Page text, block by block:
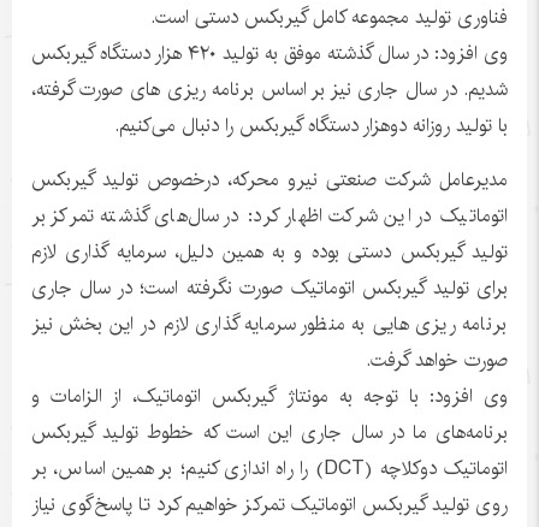
فناوری تولید مجموعه کامل گیربکس دستی است.
وی افزود: در سال گذشته موفق به تولید ۴۲۰ هزار دستگاه گیربکس
شدیم. در سال جاری نیز بر اساس برنامه ریزی های صورت گرفته،
با تولید روزانه دوهزار دستگاه گیربکس را دنبال می‌کنیم.
مدیرعامل شرکت صنعتی نیرو محرکه، درخصوص تولید گیربکس
اتوماتیک در این شرکت اظهار کرد: در سال‌های گذشته تمرکز بر
تولید گیربکس دستی بوده و به همین دلیل، سرمایه گذاری لازم
برای تولید گیربکس اتوماتیک صورت نگرفته است؛ در سال جاری
برنامه ریزی هایی به منظور سرمایه گذاری لازم در این بخش نیز
صورت خواهد گرفت.
وی افزود: با توجه به مونتاژ گیربکس اتوماتیک، از الزامات و
برنامه‌های ما در سال جاری این است که خطوط تولید گیربکس
اتوماتیک دوکلاچه (DCT) را راه اندازی کنیم؛ بر همین اساس، بر
روی تولید گیربکس اتوماتیک تمرکز خواهیم کرد تا پاسخ‌گوی نیاز